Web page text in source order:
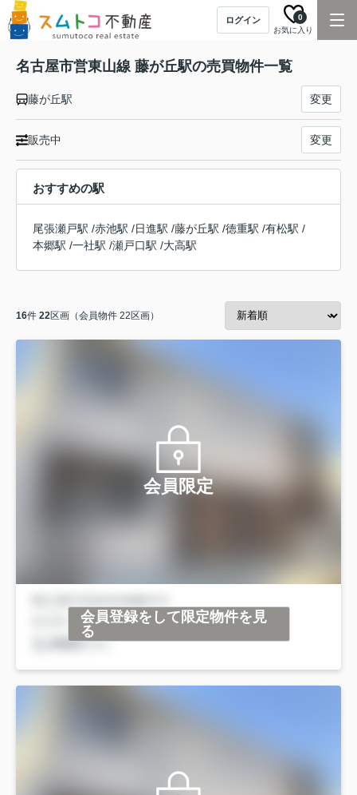
ログイン
お気に入り
0
名古屋市営東山線 藤が丘駅の売買物件一覧
藤が丘駅 変更
販売中 変更
おすすめの駅
尾張瀬戸駅 /赤池駅 /日進駅 /藤が丘駅 /徳重駅 /有松駅 /
本郷駅 /一社駅 /瀬戸口駅 /大高駅
16件 22区画（会員物件 22区画）
会員限定
会員登録をして限定物件を見
る